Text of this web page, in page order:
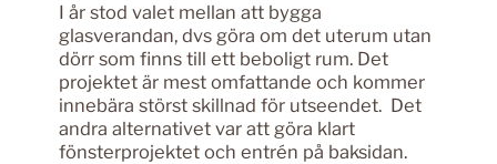
I år stod valet mellan att bygga
glasverandan, dvs göra om det uterum utan
dörr som finns till ett beboligt rum. Det
projektet är mest omfattande och kommer
innebära störst skillnad för utseendet. Det
andra alternativet var att göra klart
fönsterprojektet och entrén på baksidan.